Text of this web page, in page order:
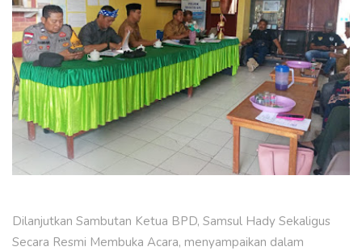
Dilanjutkan Sambutan Ketua BPD, Samsul Hady Sekaligus
Secara Resmi Membuka Acara, menyampaikan dalam